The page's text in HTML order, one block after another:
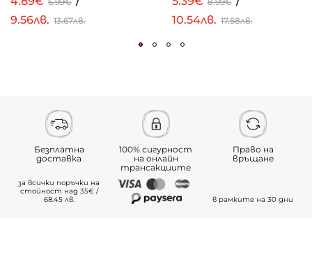
9.56лв. 13.67лв.
10.54лв. 17.58лв.
Безплатна
доставка
за всички поръчки на
стойност над 35€ /
68.45 лв.
100% сигурност
на онлайн
трансакциите
Право на
връщане
в рамките на 30 дни